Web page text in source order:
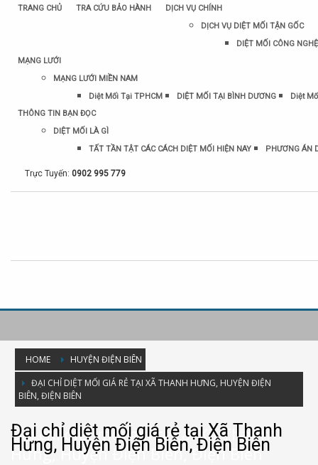
TRANG CHỦ TRA CỨU BẢO HÀNH
DỊCH VỤ CHÍNH
DỊCH VỤ DIỆT MỐI TẬN GỐC
DIỆT MỐI CÔNG
MẠNG LƯỚI
MẠNG LƯỚI MIỀN NAM
Diệt Mối Tại TPHCM
DIỆT MỐI TẠI BÌNH DƯƠNG
Diệt
THÔNG TIN BẠN ĐỌC
DIỆT MỐI LÀ GÌ
TẤT TẦN TẬT CÁC CÁCH DIỆT MỐI HIỆN NAY
PHƯƠNG ÁN
Trực Tuyến: 0902 995 779
HOME
HUYỆN ĐIỆN BIÊN
ĐẠI CHỈ DIỆT MỐI GIÁ RẺ TẠI XÃ THANH HƯNG, HUYỆN ĐIỆN
BIÊN, ĐIỆN BIÊN
Đại chỉ diệt mối giá rẻ tại Xã Thanh
Hưng, Huyện Điện Biên, Điện Biên
Đại chỉ diệt mối giá rẻ tại Xã Thanh
Hưng, Huyện Điện Biên, Điện Biên